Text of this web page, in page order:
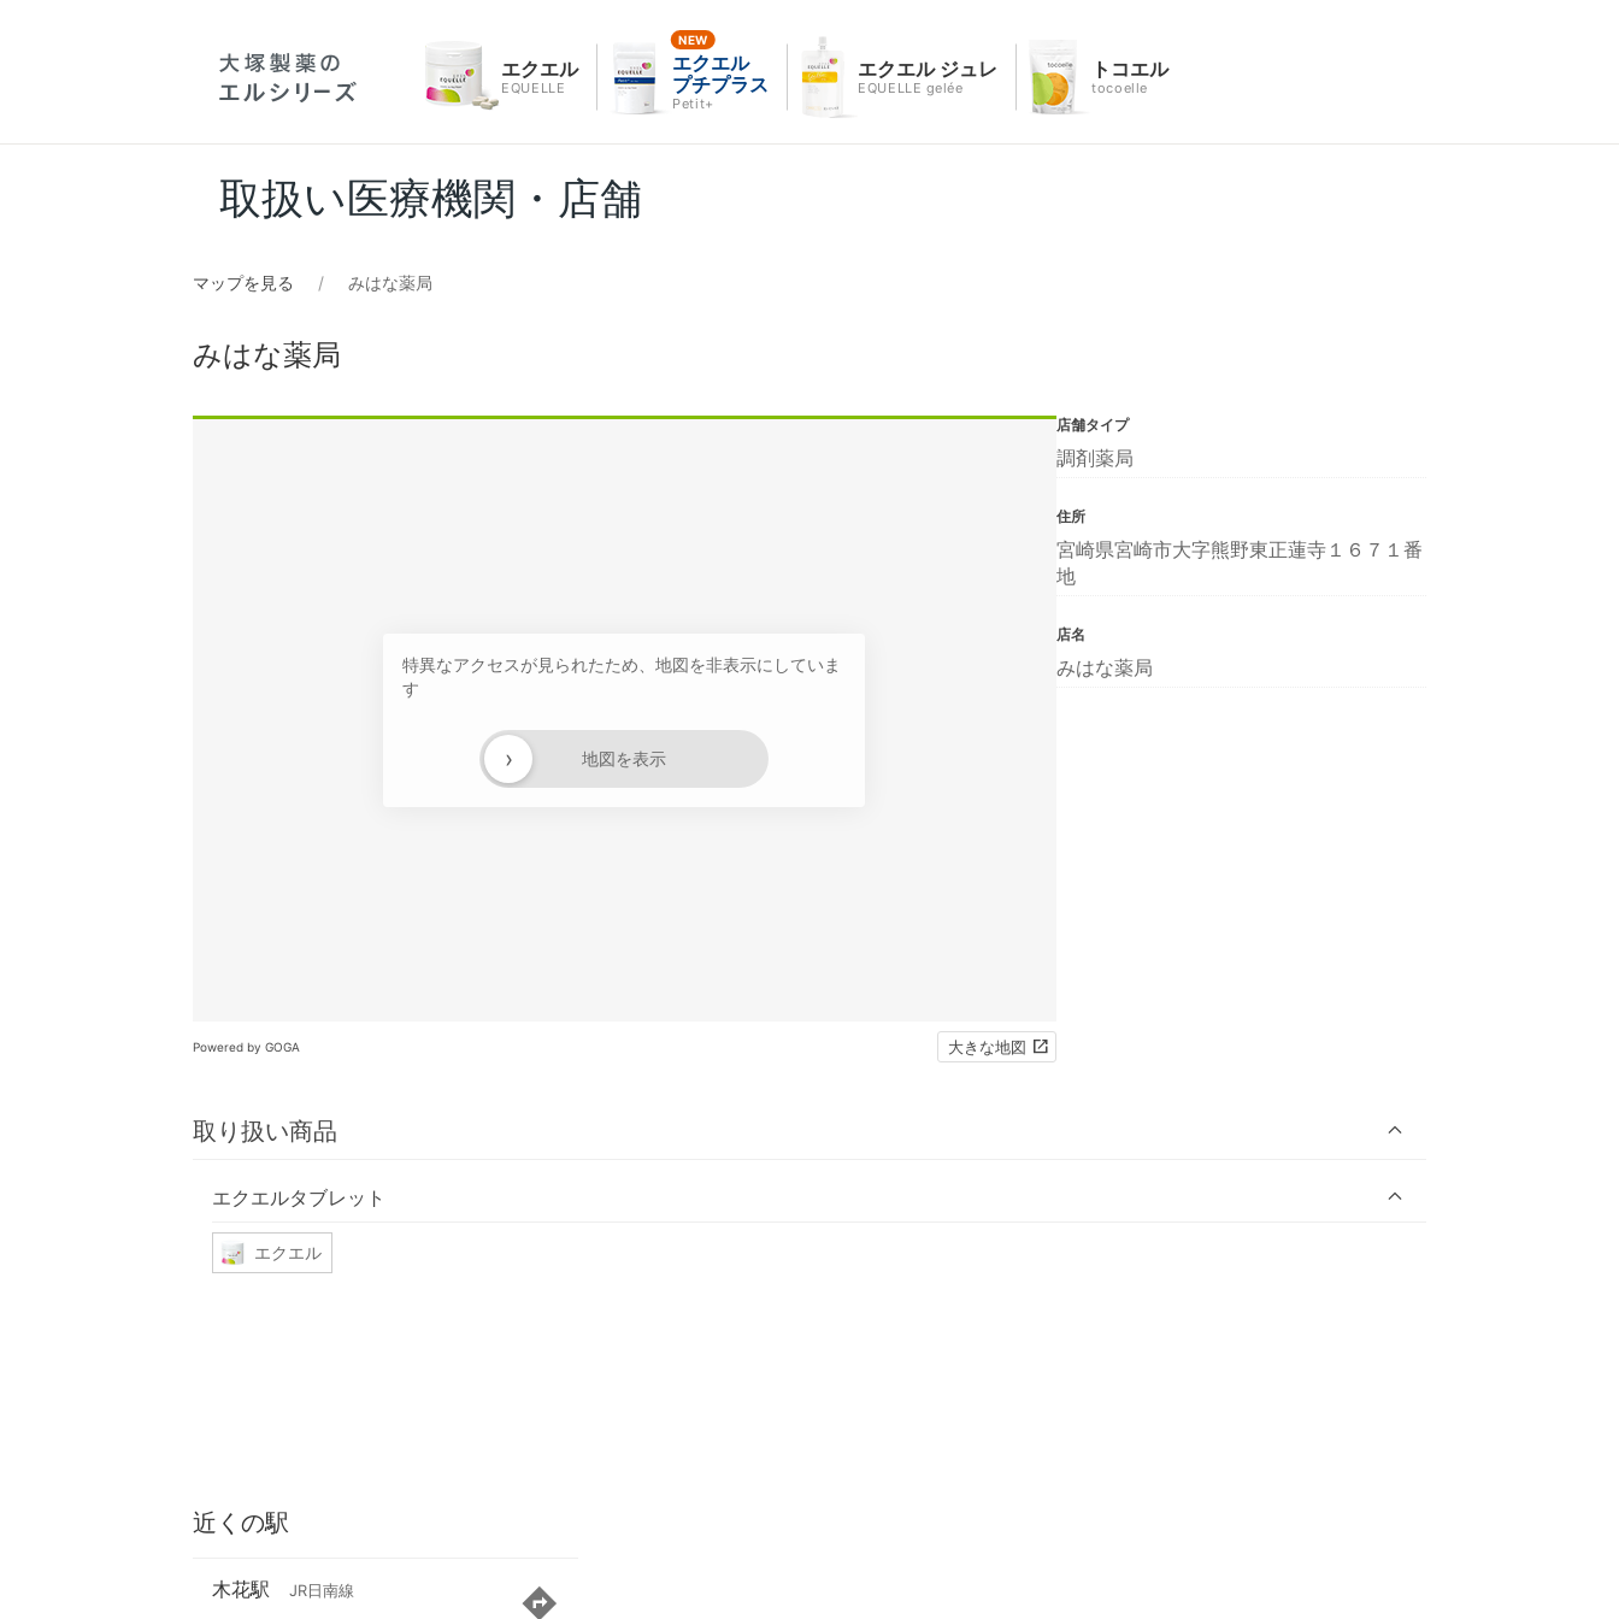
エクエル
EQUELLE
エクエル
プチプラス
Petit+
エクエル ジュレ
EQUELLE gelée
トコエル
tocoelle
取扱い医療機関・店舗
マップを見る みはな薬局
みはな薬局
特異なアクセスが見られたため、地図を非表示にしていま
す
地図を表示
›
Powered by GOGA 大きな地図
取り扱い商品
エクエルタブレット
エクエル
店舗タイプ
調剤薬局
住所
宮崎県宮崎市大字熊野東正蓮寺１６７１番
地
店名
みはな薬局
近くの駅
木花駅 JR日南線